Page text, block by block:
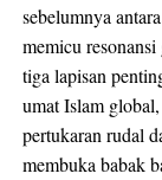
sebelumnya
memicu
tiga lapisan
umat Islam
pertukaran rudal
membuka babak